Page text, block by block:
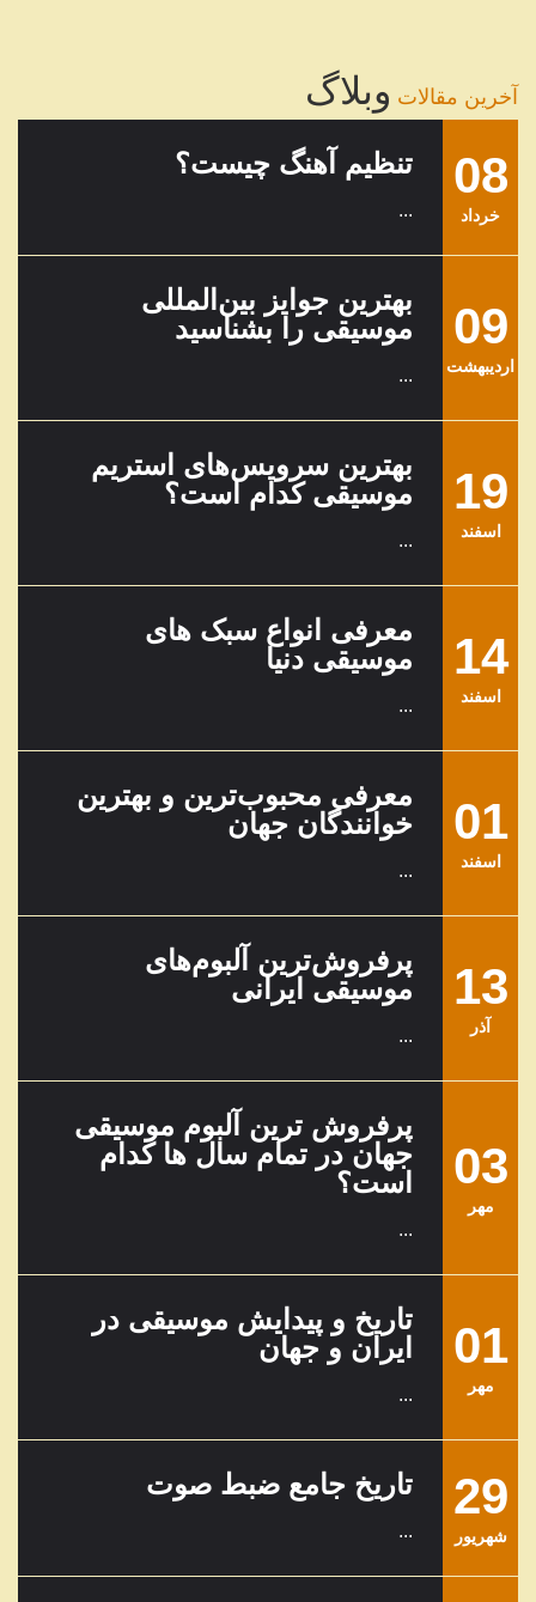
آخرین مقالات وبلاگ
08
خرداد
تنظیم آهنگ چیست؟
...
09
ارديبهشت
بهترین جوایز بین‌المللی
موسیقی را بشناسید
...
19
اسفند
بهترین سرویس‌های استریم
موسیقی کدام است؟
...
14
اسفند
معرفی انواع سبک های
موسیقی دنیا
...
01
اسفند
معرفی محبوب‌ترین و بهترین
خوانندگان جهان
...
13
آذر
پرفروش‌ترین آلبوم‌های
موسیقی ایرانی
...
03
مهر
پرفروش ترین آلبوم موسیقی
جهان در تمام سال ها کدام
است؟
...
01
مهر
تاریخ و پیدایش موسیقی در
ایران و جهان
...
29
شهریور
تاریخ جامع ضبط صوت
...